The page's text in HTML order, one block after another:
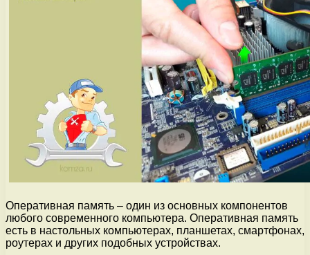
Оперативная память – один из основных компонентов
любого современного компьютера. Оперативная память
есть в настольных компьютерах, планшетах, смартфонах,
роутерах и других подобных устройствах.